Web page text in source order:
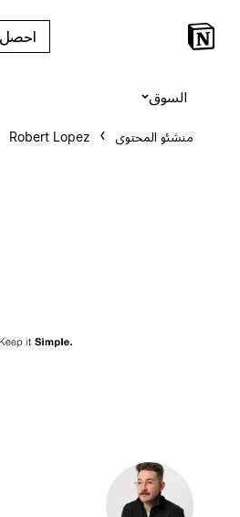
احصل على Notion مجاناً
منشئو المحتوى Robert Lopez